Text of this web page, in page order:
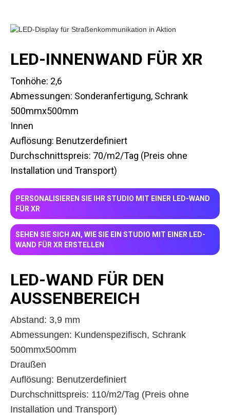
LED-INNENWAND FÜR XR
Tonhöhe: 2,6
Abmessungen: Sonderanfertigung, Schrank
500mmx500mm
Innen
Auflösung: Benutzerdefiniert
Durchschnittspreis: 70/m2/Tag (Preis ohne
Installation und Transport)
PERSONALISIEREN SIE IHR STUDIO MIT EINER LED-WAND
FÜR XR
SEHEN SIE SICH AN, WIE SIE EIN STUDIO MIT EINER LED-
WAND FÜR XR ERSTELLEN
LED-WAND FÜR DEN
AUSSENBEREICH
Abstand: 3,9 mm
Abmessungen: Kundenspezifisch, Schrank
500mmx500mm
Draußen
Auflösung: Benutzerdefiniert
Durchschnittspreis: 110/m2/Tag (Preis ohne
Installation und Transport)